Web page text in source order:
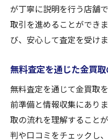
が丁寧に説明を行う店舗
取引を進めることができ
び、安心して査定を受けま
無料査定を通じた金買
無料査定を通じて金買取
前準備と情報収集にあり
取の流れを理解すること
判や口コミをチェックし